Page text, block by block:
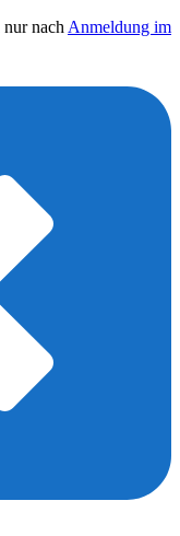
nach Anmeldung im